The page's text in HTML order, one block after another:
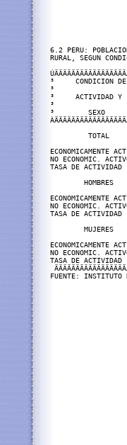
6.2 PERU:
RURAL, SEGUN
³
³
³
³
³        SEXO
TOTAL
NO ECONOMIC.
TASA DE
HOMBRES
NO ECONOMIC.
TASA DE
MUJERES
NO ECONOMIC.
TASA DE